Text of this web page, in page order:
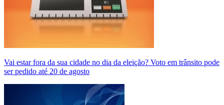
Vai estar fora da sua cidade no dia da eleição? Voto em trânsito pode
ser pedido até 20 de agosto